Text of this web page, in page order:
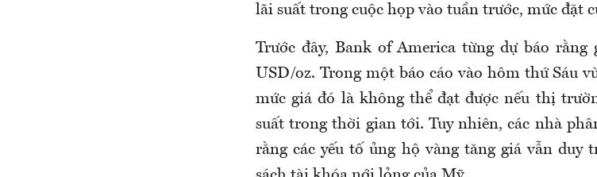
lãi suất trong cuộc họp vào tuần trước, mức đặt
Trước đây, Bank of America từng dự báo
USD/oz. Trong một báo cáo vào hôm thứ Sáu
mức giá đó là không thể đạt được nếu thị
suất trong thời gian tới. Tuy nhiên, các nhà
rằng các yếu tố ủng hộ vàng tăng giá vẫn